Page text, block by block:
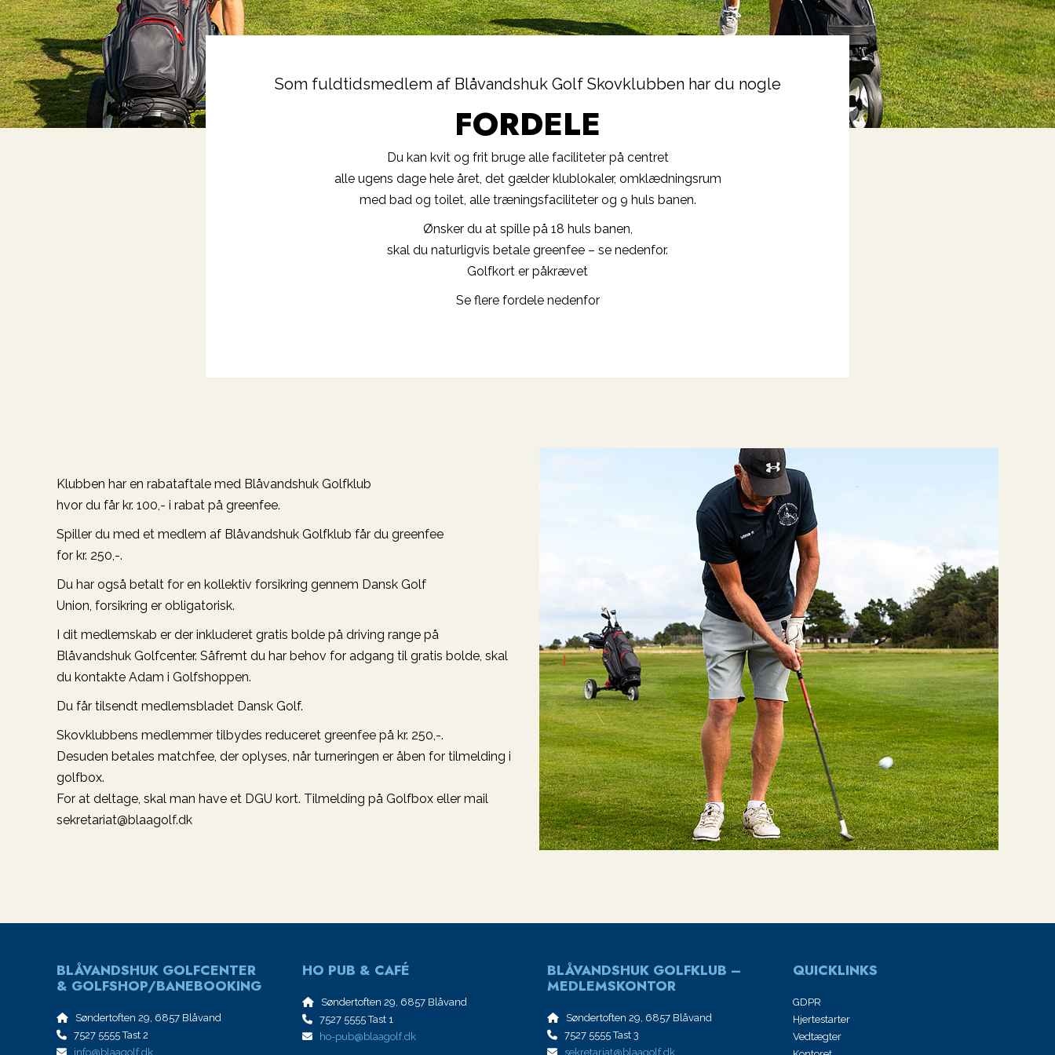
Som fuldtidsmedlem af Blåvandshuk Golf Skovklubben har du nogle
FORDELE
Du kan kvit og frit bruge alle faciliteter på centret
alle ugens dage hele året, det gælder klublokaler, omklædningsrum
med bad og toilet, alle træningsfaciliteter og 9 huls banen.
Ønsker du at spille på 18 huls banen,
skal du naturligvis betale greenfee – se nedenfor.
Golfkort er påkrævet
Se flere fordele nedenfor
Klubben har en rabataftale med Blåvandshuk Golfklub
hvor du får kr. 100,- i rabat på greenfee.
Spiller du med et medlem af Blåvandshuk Golfklub får du greenfee
for kr. 250,-.
Du har også betalt for en kollektiv forsikring gennem Dansk Golf
Union, forsikring er obligatorisk.
I dit medlemskab er der inkluderet gratis bolde på driving range på
Blåvandshuk Golfcenter. Såfremt du har behov for adgang til gratis bolde, skal
du kontakte Adam i Golfshoppen.
Du får tilsendt medlemsbladet Dansk Golf.
Skovklubbens medlemmer tilbydes reduceret greenfee på kr. 250,-.
Desuden betales matchfee, der oplyses, når turneringen er åben for tilmelding i
golfbox.
For at deltage, skal man have et DGU kort. Tilmelding på Golfbox eller mail
sekretariat@blaagolf.dk
BLÅVANDSHUK GOLFCENTER
& GOLFSHOP/BANEBOOKING
Søndertoften 29, 6857 Blåvand
7527 5555 Tast 2
info@blaagolf.dk
HO PUB & CAFÉ
Søndertoften 29, 6857 Blåvand
7527 5555 Tast 1
ho-pub@blaagolf.dk
BLÅVANDSHUK GOLFKLUB –
MEDLEMSKONTOR
Søndertoften 29, 6857 Blåvand
7527 5555 Tast 3
sekretariat@blaagolf.dk
QUICKLINKS
GDPR
Hjertestarter
Vedtægter